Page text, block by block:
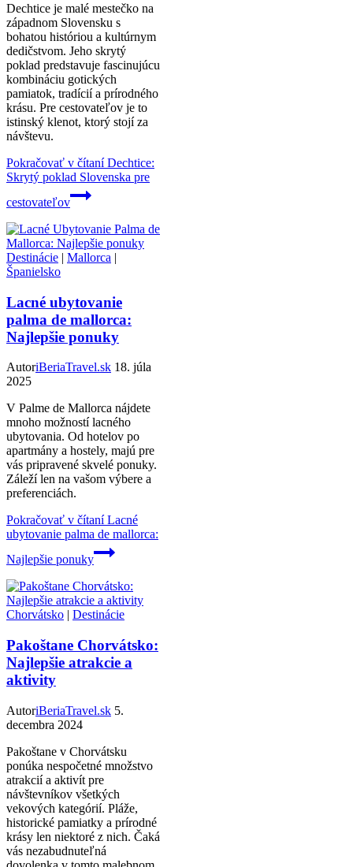
Dechtice je malé mestečko na
západnom Slovensku s
bohatou históriou a kultúrnym
dedičstvom. Jeho skrytý
poklad predstavuje fascinujúcu
kombináciu gotických
pamiatok, tradícií a prírodného
krásu. Pre cestovateľov je to
istinský klenot, ktorý stojí za
návštevu.
Pokračovať v čítaníDechtice:
Skrytý poklad Slovenska pre
cestovateľov
Destinácie | Mallorca |
Španielsko
Lacné ubytovanie
palma de mallorca:
Najlepšie ponuky
AutoriBeriaTravel.sk 18. júla
2025
V Palme de Mallorca nájdete
mnoho možností lacného
ubytovania. Od hotelov po
apartmány a hostely, majú pre
vás pripravené skvelé ponuky.
Záleží len na vašom výbere a
preferenciách.
Pokračovať v čítaníLacné
ubytovanie palma de mallorca:
Najlepšie ponuky
Chorvátsko | Destinácie
Pakoštane Chorvátsko:
Najlepšie atrakcie a
aktivity
AutoriBeriaTravel.sk 5.
decembra 2024
Pakoštane v Chorvátsku
ponúka nespočetné množstvo
atrakcií a aktivít pre
návštevníkov všetkých
vekových kategórií. Pláže,
historické pamiatky a prírodné
krásy len niektoré z nich. Čaká
vás nezabudnuteľná